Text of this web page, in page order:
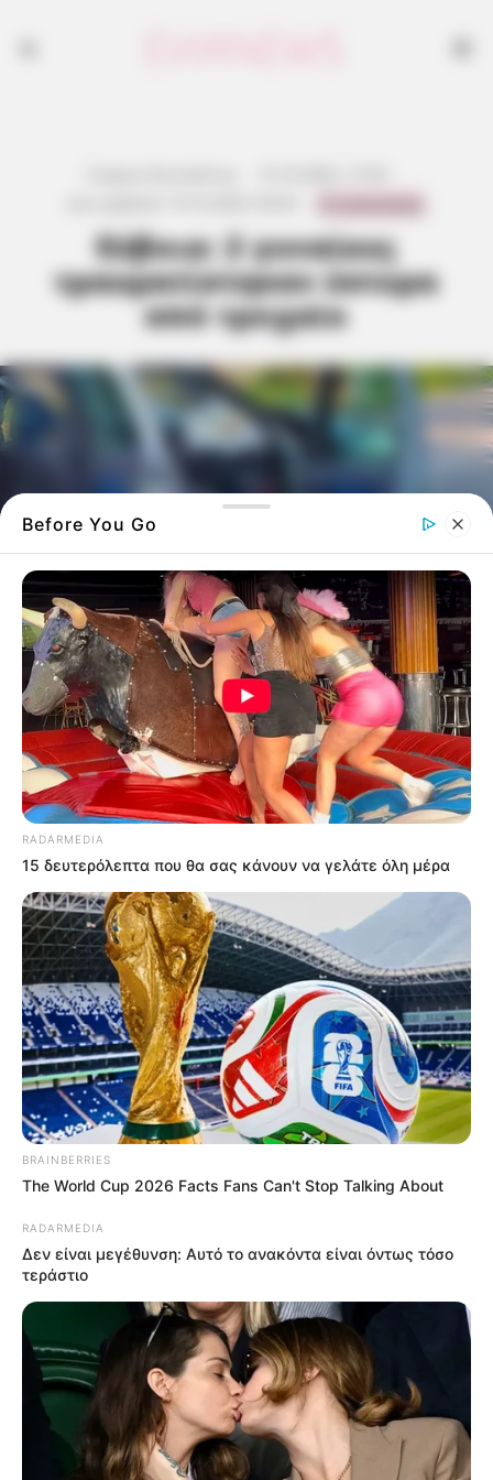
Εύβοια: 2 γυναίκες
τραυματίστηκαν ύστερα
από τροχαίο
Σοβαρό τροχαίο ατύχημα σημειώθηκε το
απόγευμα στη βόρεια Εύβοια, στην
περιοχή του Προκοπίου, στον Δήμο
Μαντουδίου – Λίμνης – Αγίας Άννας.
γυναίκες, κάτω από αδιευκρίνιστες μέχρι
στιγμής συνθήκες, εξετράπη της πορείας του
και προσέκρουσε με σφοδρότητα σε πλάτανο.
Από τη σύγκρουση, οι δύο γυναίκες
εγκλωβίστηκαν μέσα στο όχημα, προκαλώντας
μεγάλη κινητοποίηση της Πυροσβεστικής
Υπηρεσίας.
Before You Go
RADARMEDIA
15 δευτερόλεπτα που θα σας κάνουν να γελάτε όλη μέρα
BRAINBERRIES
The World Cup 2026 Facts Fans Can't Stop Talking About
RADARMEDIA
Δεν είναι μεγέθυνση: Αυτό το ανακόντα είναι όντως τόσο
τεράστιο